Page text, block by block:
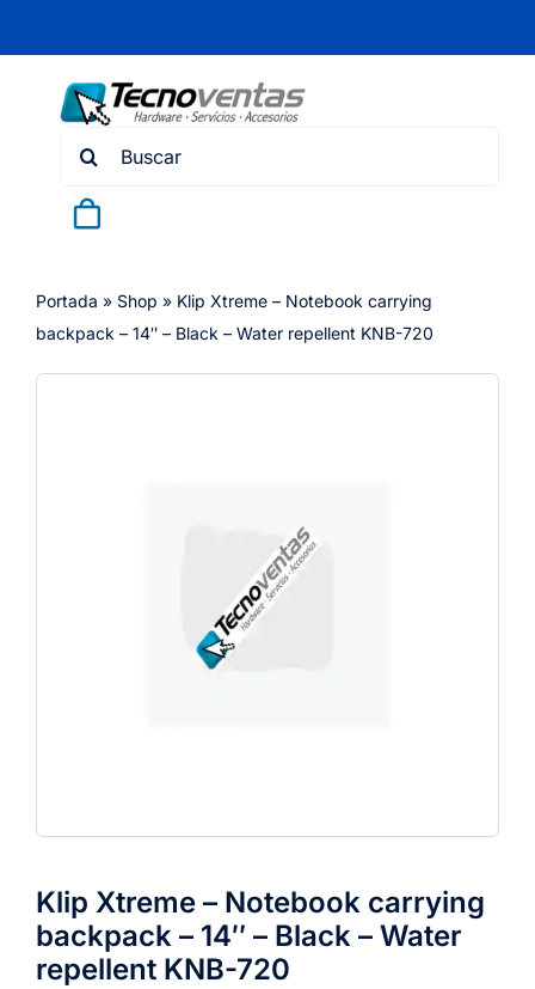
content
Search
Portada » Shop » Klip Xtreme – Notebook carrying
backpack – 14″ – Black – Water repellent KNB-720
Klip Xtreme – Notebook carrying
backpack – 14″ – Black – Water
repellent KNB-720